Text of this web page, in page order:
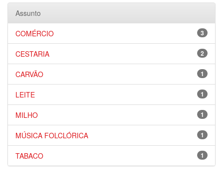
Assunto
3
COMÉRCIO
2
CESTARIA
1
CARVÃO
1
LEITE
1
MILHO
1
MÚSICA FOLCLÓRICA
1
TABACO